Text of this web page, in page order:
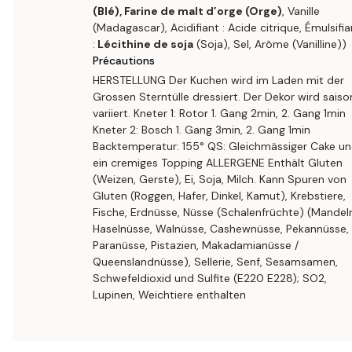
(Blé), Farine de malt d’orge (Orge), Vanille
(Madagascar), Acidifiant : Acide citrique,
: Lécithine de soja (Soja), Sel, Arôme (Vanilline))
Précautions
HERSTELLUNG Der Kuchen wird im Laden mit der
Grossen Sterntülle dressiert. Der Dekor wird
variiert. Kneter 1: Rotor 1. Gang 2min, 2. Gang 1min
Kneter 2: Bosch 1. Gang 3min, 2. Gang 1min
Backtemperatur: 155° QS: Gleichmässiger Cake
ein cremiges Topping ALLERGENE Enthält Gluten
(Weizen, Gerste), Ei, Soja, Milch. Kann Spuren von
Gluten (Roggen, Hafer, Dinkel, Kamut), Krebstiere,
Fische, Erdnüsse, Nüsse (Schalenfrüchte)
Haselnüsse, Walnüsse, Cashewnüsse, Pekannüsse,
Paranüsse, Pistazien, Makadamianüsse /
Queenslandnüsse), Sellerie, Senf, Sesamsamen,
Schwefeldioxid und Sulfite (E220 E228); SO2,
Lupinen, Weichtiere enthalten